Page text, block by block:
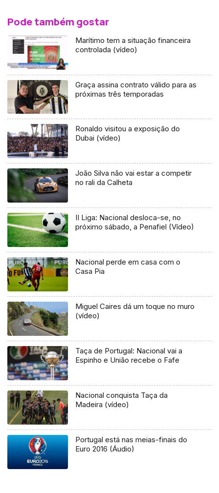
Pode também gostar
Marítimo tem a situação financeira
controlada (vídeo)
Graça assina contrato válido para as
próximas três temporadas
Ronaldo visitou a exposição do
Dubai (vídeo)
João Silva não vai estar a competir
no rali da Calheta
II Liga: Nacional desloca-se, no
próximo sábado, a Penafiel (Vídeo)
Nacional perde em casa com o
Casa Pia
Miguel Caires dá um toque no muro
(vídeo)
Taça de Portugal: Nacional vai a
Espinho e União recebe o Fafe
Nacional conquista Taça da
Madeira (vídeo)
Portugal está nas meias-finais do
Euro 2016 (Áudio)